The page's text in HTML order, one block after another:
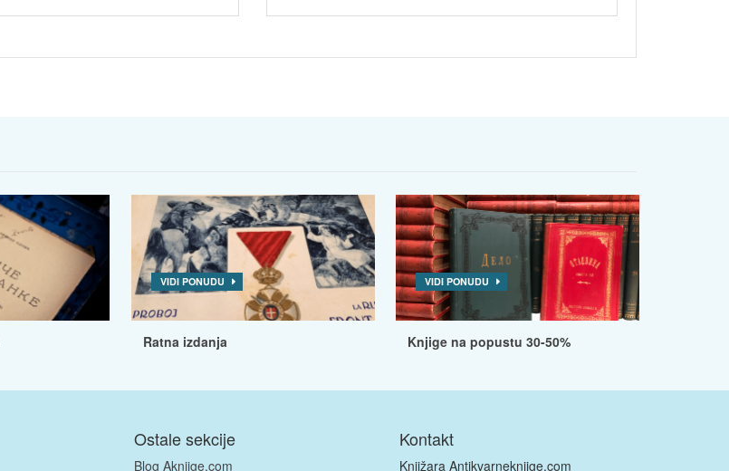
VIDI PONUDU
Ratna izdanja
VIDI PONUDU
Knjige na popustu 30-50%
Ostale sekcije
Blog Aknjige.com
Kontakt
Knjižara Antikvarneknjige.com